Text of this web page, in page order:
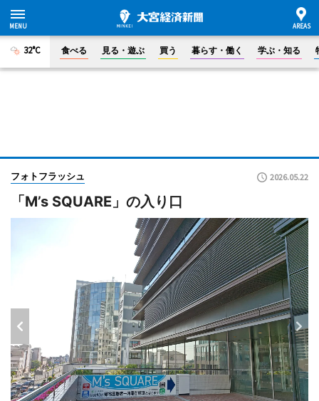
32°C 食べる 見る・遊ぶ 買う 暮らす・働く 学ぶ・知る
フォトフラッシュ 2026.05.22
「M’s SQUARE」の入り口